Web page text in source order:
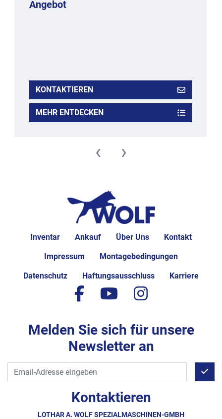
Angebot
KONTAKTIEREN
MEHR ENTDECKEN
‹ ›
Inventar Ankauf Über Uns Kontakt
Impressum Montagebedingungen
Datenschutz Haftungsausschluss Karriere
Kontaktieren
LOTHAR A. WOLF SPEZIALMASCHINEN-GMBH
facebook
youtubeinstagram
Melden Sie sich für unsere
Newsletter an